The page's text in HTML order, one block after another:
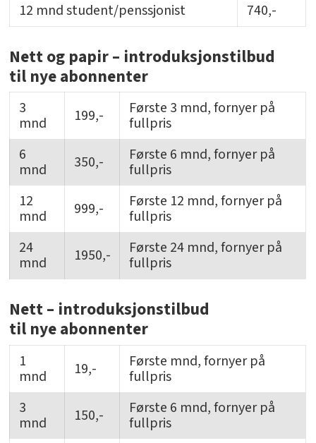
12 mnd student/penssjonist
740,-
Nett og papir – introduksjonstilbud
til nye abonnenter
3
mnd 199,- Første 3 mnd, fornyer på
fullpris
6
mnd 350,- Første 6 mnd, fornyer på
fullpris
12
mnd 999,- Første 12 mnd, fornyer på
fullpris
24
mnd 1950,- Første 24 mnd, fornyer på
fullpris
Nett – introduksjonstilbud
til nye abonnenter
1
mnd 19,- Første mnd, fornyer på
fullpris
3
mnd 150,- Første 6 mnd, fornyer på
fullpris